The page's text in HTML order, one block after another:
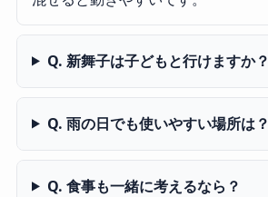
Q. 新舞子は子どもと行けますか？
Q. 雨の日でも使いやすい場所は？
Q. 食事も一緒に考えるなら？